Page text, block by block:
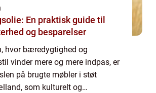
En praktisk guide til
og besparelser
hvor bæredygtighed og
vinder mere og mere indpas, er
på brugte møbler i støt
som kulturelt og